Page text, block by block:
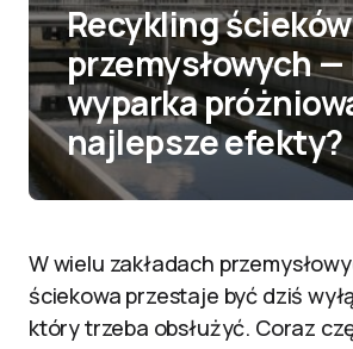
Recykling ścieków
przemysłowych
wyparka
najlepsze efekty?
W wielu zakładach
ściekowa przestaje być dziś
który trzeba obsłużyć. Coraz